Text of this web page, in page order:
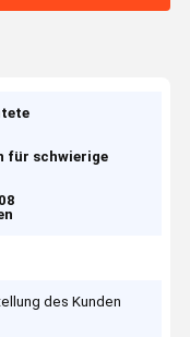
für schwierige
des Kunden